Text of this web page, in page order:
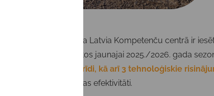
Scandagra Latvia Kompetenču centrā ir
sagatavotos jaunajai 2025./2026. gada
rapšu hibrīdi, kā arī 3 tehnoloģiskie
audzēšanas efektivitāti.